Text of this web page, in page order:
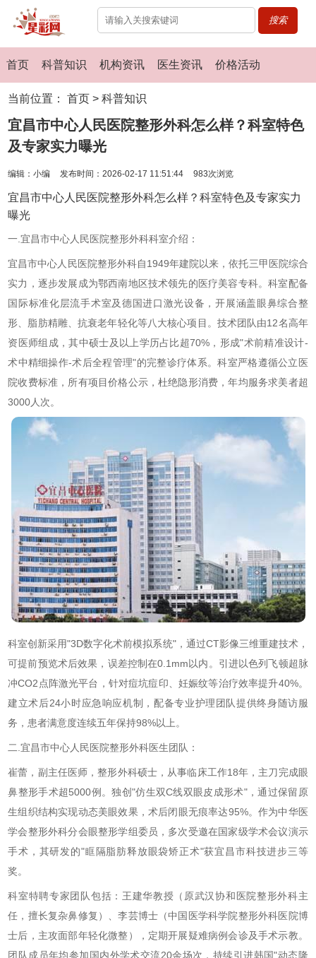
搜索
首页 科普知识 机构资讯 医生资讯 价格活动
当前位置：首页 >科普知识
宜昌市中心人民医院整形外科怎么样？科室特色
及专家实力曝光
编辑：小编 发布时间：2026-02-17 11:51:44 983次浏览
宜昌市中心人民医院整形外科怎么样？科室特色及专家实力
曝光
一.宜昌市中心人民医院整形外科科室介绍：
宜昌市中心人民医院整形外科自1949年建院以来，依托三甲医院综合
实力，逐步发展成为鄂西南地区技术领先的医疗美容专科。科室配备
国际标准化层流手术室及德国进口激光设备，开展涵盖眼鼻综合整
形、脂肪精雕、抗衰老年轻化等八大核心项目。技术团队由12名高年
资医师组成，其中硕士及以上学历占比超70%，形成"术前精准设计-
术中精细操作-术后全程管理"的完整诊疗体系。科室严格遵循公立医
院收费标准，所有项目价格公示，杜绝隐形消费，年均服务求美者超
3000人次。
科室创新采用"3D数字化术前模拟系统"，通过CT影像三维重建技术，
可提前预览术后效果，误差控制在0.1mm以内。引进以色列飞顿超脉
冲CO2点阵激光平台，针对痘坑痘印、妊娠纹等治疗效率提升40%。
建立术后24小时应急响应机制，配备专业护理团队提供终身随访服
务，患者满意度连续五年保持98%以上。
二.宜昌市中心人民医院整形外科医生团队：
崔蕾，副主任医师，整形外科硕士，从事临床工作18年，主刀完成眼
鼻整形手术超5000例。独创"仿生双C线双眼皮成形术"，通过保留原
生组织结构实现动态美眼效果，术后闭眼无痕率达95%。作为中华医
学会整形外科分会眼整形学组委员，多次受邀在国家级学术会议演示
手术，其研发的"眶隔脂肪释放眼袋矫正术"获宜昌市科技进步三等
奖。
科室特聘专家团队包括：王建华教授（原武汉协和医院整形外科主
任，擅长复杂鼻修复）、李芸博士（中国医学科学院整形外科医院博
士后，主攻面部年轻化微整），定期开展疑难病例会诊及手术示教。
团队成员年均参加国内外学术交流20余场次，持续引进韩国"动态隆